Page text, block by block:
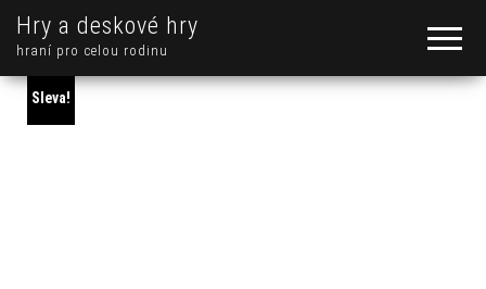
Hry a deskové hry
hraní pro celou rodinu
Sleva!